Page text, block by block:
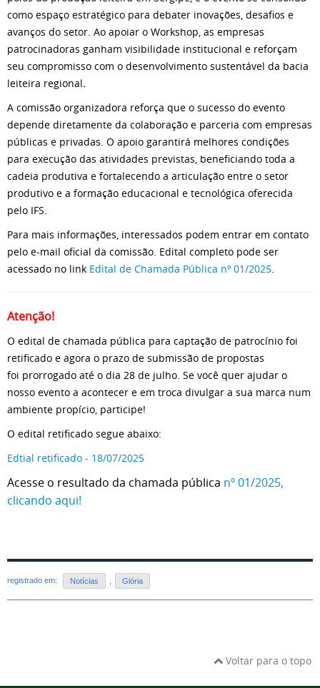
como espaço estratégico para debater inovações, desafios e
avanços do setor. Ao apoiar o Workshop, as empresas
patrocinadoras ganham visibilidade institucional e reforçam
seu compromisso com o desenvolvimento sustentável da bacia
leiteira regional.
A comissão organizadora reforça que o sucesso do evento
depende diretamente da colaboração e parceria com empresas
públicas e privadas. O apoio garantirá melhores condições
para execução das atividades previstas, beneficiando toda a
cadeia produtiva e fortalecendo a articulação entre o setor
produtivo e a formação educacional e tecnológica oferecida
pelo IFS.
Para mais informações, interessados podem entrar em contato
pelo e-mail oficial da comissão. Edital completo pode ser
acessado no link Edital de Chamada Pública nº 01/2025.
Atenção!
O edital de chamada pública para captação de patrocínio foi
retificado e agora o prazo de submissão de propostas
foi prorrogado até o dia 28 de julho. Se você quer ajudar o
nosso evento a acontecer e em troca divulgar a sua marca num
ambiente propício, participe!
O edital retificado segue abaixo:
Edtial retificado - 18/07/2025
Acesse o resultado da chamada pública nº 01/2025,
clicando aqui!
registrado em: Notícias Glória
Voltar para o topo